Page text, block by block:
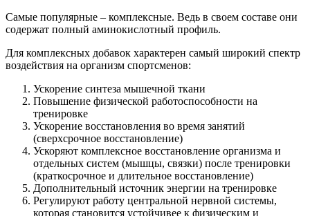
Самые популярные – комплексные. Ведь в своем составе они
содержат полный аминокислотный профиль.
Для комплексных добавок характерен самый широкий спектр
воздействия на организм спортсменов:
Ускорение синтеза мышечной ткани
Повышение физической работоспособности на
тренировке
Ускорение восстановления во время занятий
(сверхсрочное восстановление)
Ускоряют комплексное восстановление организма и
отдельных систем (мышцы, связки) после тренировки
(краткосрочное и длительное восстановление)
Дополнительный источник энергии на тренировке
Регулируют работу центральной нервной системы,
которая становится устойчивее к физическим и